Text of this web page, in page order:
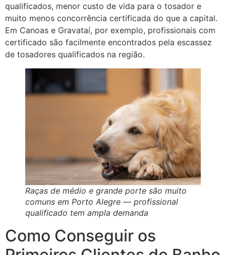
qualificados, menor custo de vida para o tosador e
muito menos concorrência certificada do que a capital.
Em Canoas e Gravataí, por exemplo, profissionais com
certificado são facilmente encontrados pela escassez
de tosadores qualificados na região.
Raças de médio e grande porte são muito
comuns em Porto Alegre — profissional
qualificado tem ampla demanda
Como Conseguir os